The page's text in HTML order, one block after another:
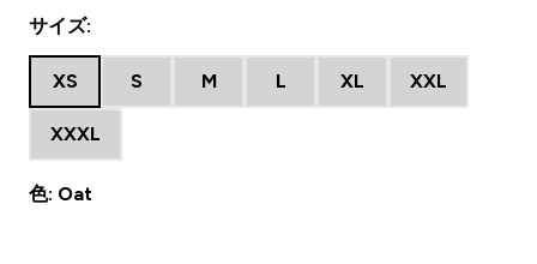
サイズ:
XS S M L XL XXL
XXXL
色: Oat